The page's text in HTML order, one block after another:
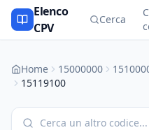
Elenco
CPV
Cerca
Home 15000000
15119100